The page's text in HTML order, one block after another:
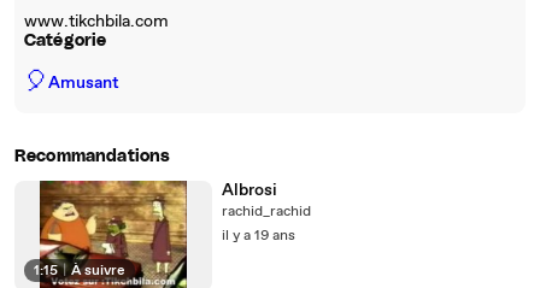
www.tikchbila.com
Catégorie
🎈Amusant
Recommandations
1:15 | À suivre
Albrosi
rachid_rachid
il y a 19 ans